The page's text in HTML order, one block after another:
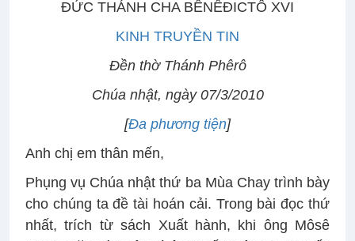
ĐỨC THÁNH CHA BÊNÊĐICTÔ XVI
KINH TRUYỀN TIN
Đền thờ Thánh Phêrô
Chúa nhật, ngày 07/3/2010
[Đa phương tiện]
Anh chị em thân mến,
Phụng vụ Chúa nhật thứ ba Mùa Chay trình bày
cho chúng ta đề tài hoán cải. Trong bài đọc thứ
nhất, trích từ sách Xuất hành, khi ông Môsê